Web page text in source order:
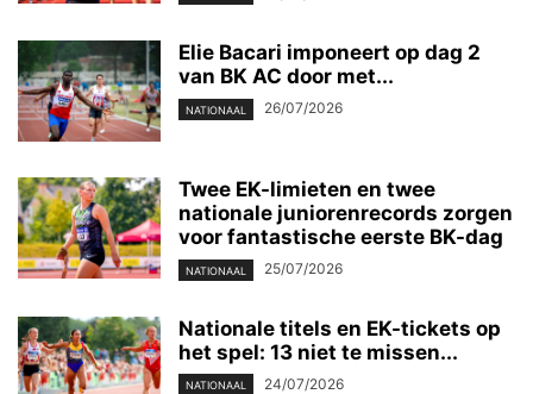
Elie Bacari imponeert op dag 2
van BK AC door met...
NATIONAAL 26/07/2026
Twee EK-limieten en twee
nationale juniorenrecords zorgen
voor fantastische eerste BK-dag
NATIONAAL 25/07/2026
Nationale titels en EK-tickets op
het spel: 13 niet te missen...
NATIONAAL 24/07/2026